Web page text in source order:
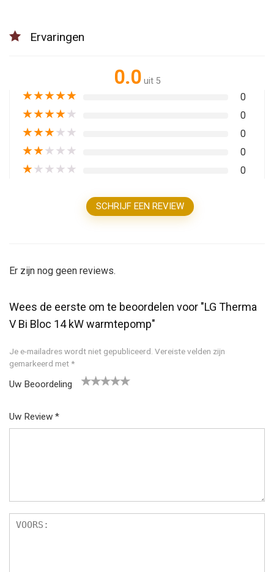
Ervaringen
0.0 uit 5
★★★★★ 0
★★★★★ 0
★★★★★ 0
★★★★★ 0
★★★★★ 0
SCHRIJF EEN REVIEW
Er zijn nog geen reviews.
Wees de eerste om te beoordelen voor "LG Therma
V Bi Bloc 14 kW warmtepomp"
Je e-mailadres wordt niet gepubliceerd. Vereiste velden zijn
gemarkeerd met *
Uw Beoordeling
Uw Review *